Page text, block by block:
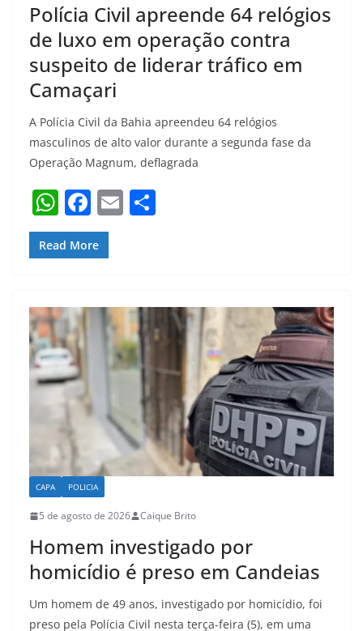
Polícia Civil apreende 64 relógios
de luxo em operação contra
suspeito de liderar tráfico em
Camaçari
A Polícia Civil da Bahia apreendeu 64 relógios
masculinos de alto valor durante a segunda fase da
Operação Magnum, deflagrada
W
h
at
A
p
p
F
a
c
b
o
o
k
E
Read More
CAPA POLICIA
5 de agosto de 2026 Caique Brito
Homem investigado por
homicídio é preso em Candeias
Um homem de 49 anos, investigado por homicídio, foi
preso pela Polícia Civil nesta terça-feira (5), em uma